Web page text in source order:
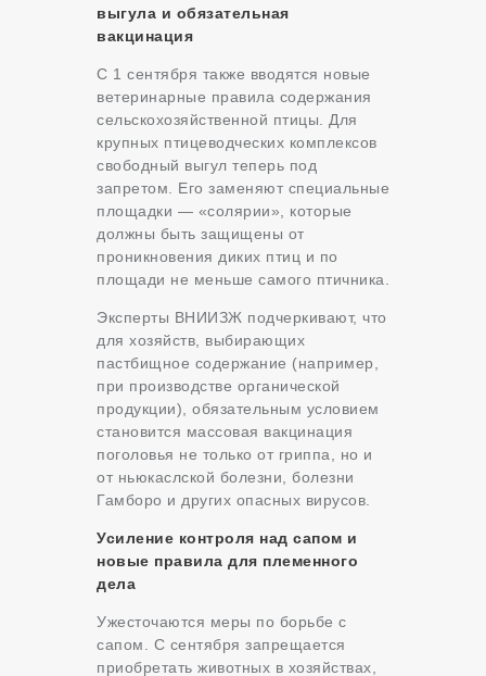
выгула и обязательная
вакцинация
С 1 сентября также вводятся новые
ветеринарные правила содержания
сельскохозяйственной птицы. Для
крупных птицеводческих комплексов
свободный выгул теперь под
запретом. Его заменяют специальные
площадки — «солярии», которые
должны быть защищены от
проникновения диких птиц и по
площади не меньше самого птичника.
Эксперты ВНИИЗЖ подчеркивают, что
для хозяйств, выбирающих
пастбищное содержание (например,
при производстве органической
продукции), обязательным условием
становится массовая вакцинация
поголовья не только от гриппа, но и
от ньюкаслской болезни, болезни
Гамборо и других опасных вирусов.
Усиление контроля над сапом и
новые правила для племенного
дела
Ужесточаются меры по борьбе с
сапом. С сентября запрещается
приобретать животных в хозяйствах,